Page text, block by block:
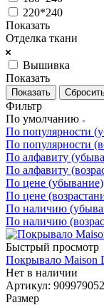
220*240
Показать
Отделка ткани
Вышивка
Показать
Фильтр
По умолчанию
По популярности
По популярности
По алфавиту
По алфавиту
По цене (убывание)
По цене
По наличию
По наличию
Быстрый просмотр
Покрывало Maison
Нет в наличии
Артикул:
Размер